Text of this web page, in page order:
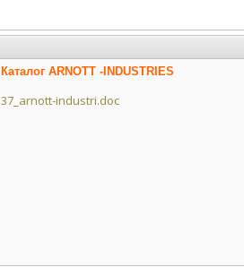
Каталог ARNOTT -INDUSTRIES
37_arnott-industri.doc